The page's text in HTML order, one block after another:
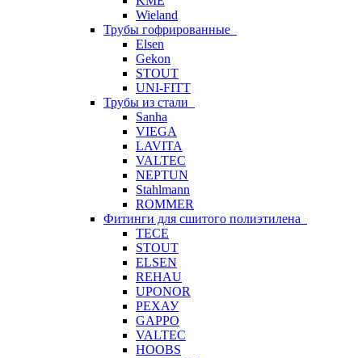
Wieland
Трубы гофрированные
Elsen
Gekon
STOUT
UNI-FITT
Трубы из стали
Sanha
VIEGA
LAVITA
VALTEC
NEPTUN
Stahlmann
ROMMER
Фитинги для сшитого полиэтилена
TECE
STOUT
ELSEN
REHAU
UPONOR
РЕХАУ
GAPPO
VALTEC
HOOBS